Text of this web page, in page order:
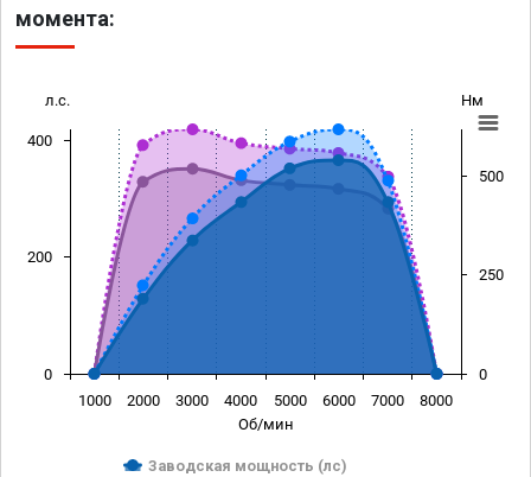
момента:
Об/мин
л.с. Нм
Заводская мощность (лс)
1000 2000 3000 4000 5000 6000 7000 8000
0
200
400
0
250
500